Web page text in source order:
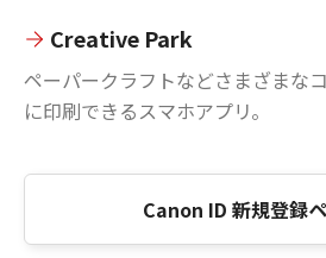
Creative Park
ペーパークラフトなどさまざまな
に印刷できるスマホアプリ。
Canon ID 新規登録